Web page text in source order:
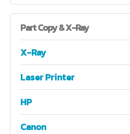
PartCopy & X-Ray
X-Ray
Laser Printer
HP
Canon